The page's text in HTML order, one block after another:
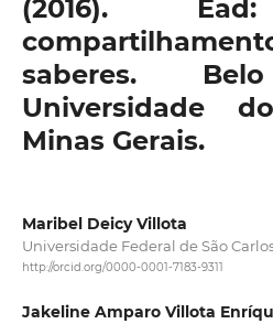
(2016).
saberes.
Universidade
Minas Gerais.
Maribel Deicy Villota
Universidade Federal de São
http://orcid.org/0000-0001-7183-9311
Jakeline Amparo Villota